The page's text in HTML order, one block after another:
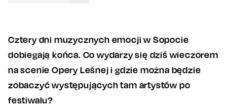
Cztery dni muzycznych emocji w Sopocie
dobiegają końca. Co wydarzy się dziś wieczorem
na scenie Opery Leśnej i gdzie można będzie
zobaczyć występujących tam artystów po
festiwalu?